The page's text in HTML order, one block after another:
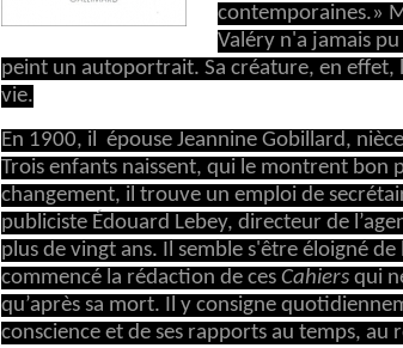
contemporaines.»
Valéry n'a jamais
peint un autoportrait. Sa créature, en effet,
vie.
En 1900, il épouse Jeannine Gobillard,
Trois enfants naissent, qui le montrent bon
changement, il trouve un emploi de
publiciste Édouard Lebey, directeur de
plus de vingt ans. Il semble s'être éloigné
commencé la rédaction de ces Cahiers qui
qu’après sa mort. Il y consigne
conscience et de ses rapports au temps, au